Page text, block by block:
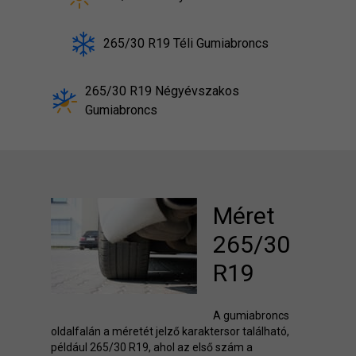
265/30 R19 Téli Gumiabroncs
265/30 R19 Négyévszakos
Gumiabroncs
Méret
265/30
R19
A gumiabroncs
oldalfalán a méretét jelző karaktersor található,
például 265/30 R19, ahol az első szám a